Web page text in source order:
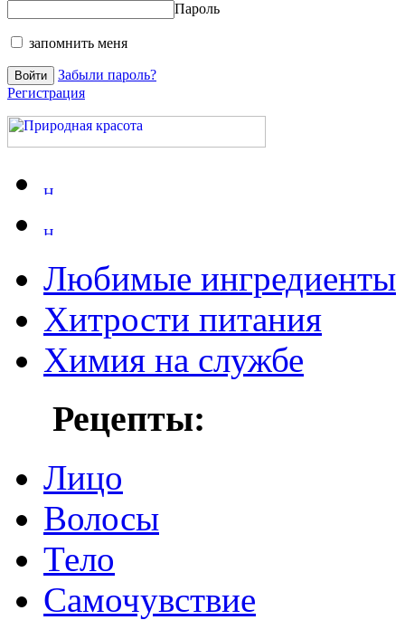
Пароль
запомнить меня
Забыли пароль?
Регистрация
Любимые ингредиенты
Хитрости питания
Химия на службе
Рецепты:
Лицо
Волосы
Тело
Самочувствие